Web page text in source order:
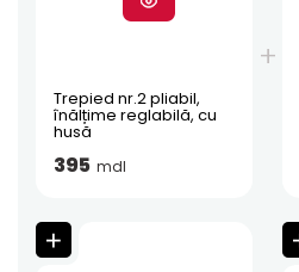
Trepied nr.2 pliabil,
înălțime reglabilă, cu
husă
395 mdl